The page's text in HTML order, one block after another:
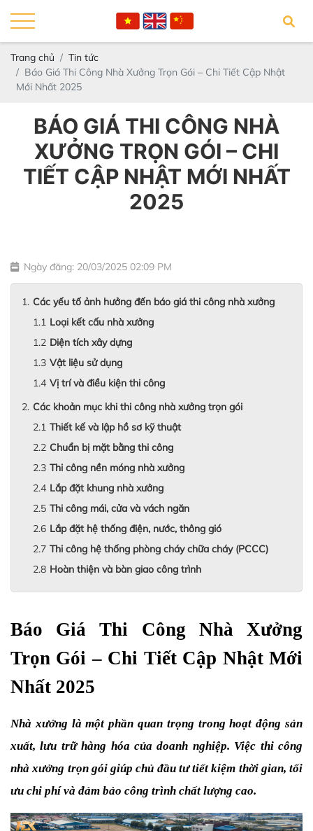
Trang chủ
Tin tức
Báo Giá Thi Công Nhà Xưởng Trọn Gói – Chi Tiết Cập Nhật
Mới Nhất 2025
BÁO GIÁ THI CÔNG NHÀ
XƯỞNG TRỌN GÓI – CHI
TIẾT CẬP NHẬT MỚI NHẤT
2025
Ngày đăng: 20/03/2025 02:09 PM
Các yếu tố ảnh hưởng đến báo giá thi công nhà xưởng
Loại kết cấu nhà xưởng
Diện tích xây dựng
Vật liệu sử dụng
Vị trí và điều kiện thi công
Các khoản mục khi thi công nhà xưởng trọn gói
Thiết kế và lập hồ sơ kỹ thuật
Chuẩn bị mặt bằng thi công
Thi công nền móng nhà xưởng
Lắp đặt khung nhà xưởng
Thi công mái, cửa và vách ngăn
Lắp đặt hệ thống điện, nước, thông gió
Thi công hệ thống phòng cháy chữa cháy (PCCC)
Hoàn thiện và bàn giao công trình
Báo Giá Thi Công Nhà Xưởng
Trọn Gói – Chi Tiết Cập Nhật Mới
Nhất 2025
Nhà xưởng là một phần quan trọng trong hoạt động sản
xuất, lưu trữ hàng hóa của doanh nghiệp. Việc thi công
nhà xưởng trọn gói giúp chủ đầu tư tiết kiệm thời gian, tối
ưu chi phí và đảm bảo công trình chất lượng cao.